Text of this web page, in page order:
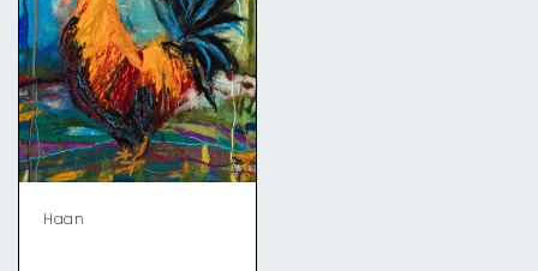
Haan